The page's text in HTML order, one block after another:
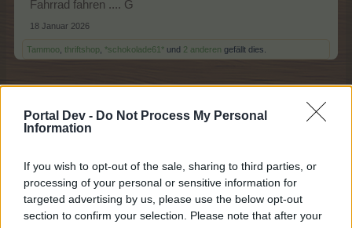
Portal Dev - Do Not Process My Personal
Information
If you wish to opt-out of the sale, sharing to third parties, or
processing of your personal or sensitive information for
targeted advertising by us, please use the below opt-out
section to confirm your selection. Please note that after your
Fahrrad fahren .... G
18 Januar 2026
Tammoo thriftshop *schokolade61* und 2 anderen gefällt dies.
Sweet_Bubble
Lebende Forenlegende
Gärtnern . H
18 Januar 2026
Tammoo ,thriftshop,*schokolade61*und 1 weiteren Person gefällt dies.